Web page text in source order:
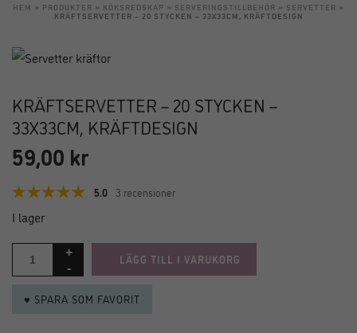
HEM » PRODUKTER » KÖKSREDSKAP » SERVERINGSTILLBEHÖR » SERVETTER »
KRÄFTSERVETTER – 20 STYCKEN – 33X33CM, KRÄFTDESIGN
KRÄFTSERVETTER – 20 STYCKEN –
33X33CM, KRÄFTDESIGN
59,00 kr
5.0 3 recensioner
I lager
LÄGG TILL I VARUKORG
♥ SPARA SOM FAVORIT